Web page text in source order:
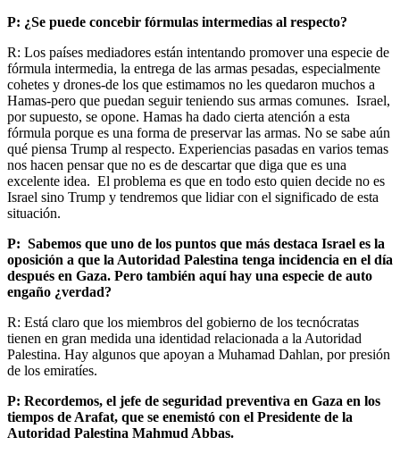
P: ¿Se puede concebir fórmulas intermedias al respecto?
R: Los países mediadores están intentando promover una especie de
fórmula intermedia, la entrega de las armas pesadas, especialmente
cohetes y drones-de los que estimamos no les quedaron muchos a
Hamas-pero que puedan seguir teniendo sus armas comunes. Israel,
por supuesto, se opone. Hamas ha dado cierta atención a esta
fórmula porque es una forma de preservar las armas. No se sabe aún
qué piensa Trump al respecto. Experiencias pasadas en varios temas
nos hacen pensar que no es de descartar que diga que es una
excelente idea. El problema es que en todo esto quien decide no es
Israel sino Trump y tendremos que lidiar con el significado de esta
situación.
P: Sabemos que uno de los puntos que más destaca Israel es la
oposición a que la Autoridad Palestina tenga incidencia en el día
después en Gaza. Pero también aquí hay una especie de auto
engaño ¿verdad?
R: Está claro que los miembros del gobierno de los tecnócratas
tienen en gran medida una identidad relacionada a la Autoridad
Palestina. Hay algunos que apoyan a Muhamad Dahlan, por presión
de los emiratíes.
P: Recordemos, el jefe de seguridad preventiva en Gaza en los
tiempos de Arafat, que se enemistó con el Presidente de la
Autoridad Palestina Mahmud Abbas.